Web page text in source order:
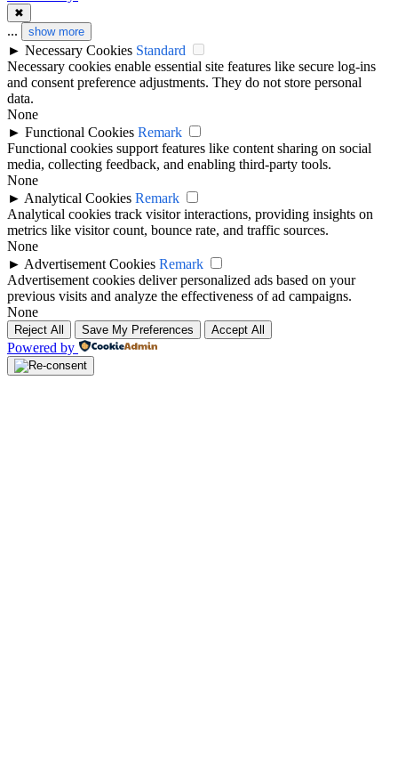
✖
... show more
► Necessary Cookies Standard
Necessary cookies enable essential site features like secure log-ins
and consent preference adjustments. They do not store personal
data.
None
► Functional Cookies Remark
Functional cookies support features like content sharing on social
media, collecting feedback, and enabling third-party tools.
None
► Analytical Cookies Remark
Analytical cookies track visitor interactions, providing insights on
metrics like visitor count, bounce rate, and traffic sources.
None
► Advertisement Cookies Remark
Advertisement cookies deliver personalized ads based on your
previous visits and analyze the effectiveness of ad campaigns.
None
Reject All Save My Preferences Accept All
Powered by